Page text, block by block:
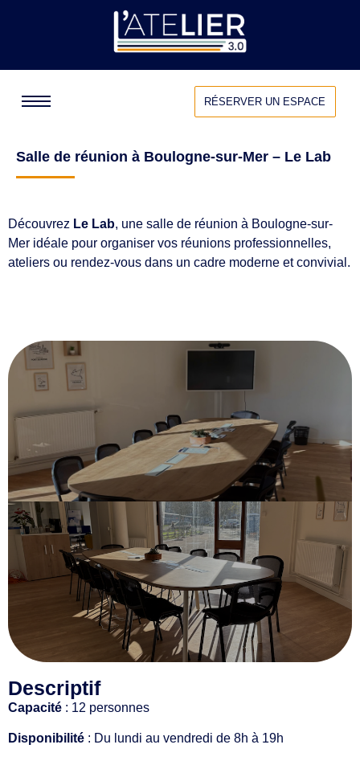
RÉSERVER UN ESPACE
Salle de réunion à Boulogne-sur-Mer – Le Lab
Découvrez Le Lab, une salle de réunion à Boulogne-sur-
Mer idéale pour organiser vos réunions professionnelles,
ateliers ou rendez-vous dans un cadre moderne et convivial.
Descriptif
Capacité : 12 personnes
Disponibilité : Du lundi au vendredi de 8h à 19h